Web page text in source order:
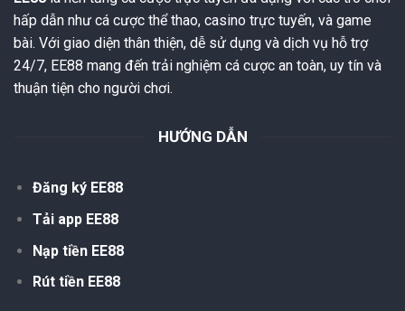
hấp dẫn như cá cược thể thao, casino trực tuyến, và game
bài. Với giao diện thân thiện, dễ sử dụng và dịch vụ hỗ trợ
24/7, EE88 mang đến trải nghiệm cá cược an toàn, uy tín và
thuận tiện cho người chơi.
HƯỚNG DẪN
Đăng ký EE88
Tải app EE88
Nạp tiền EE88
Rút tiền EE88